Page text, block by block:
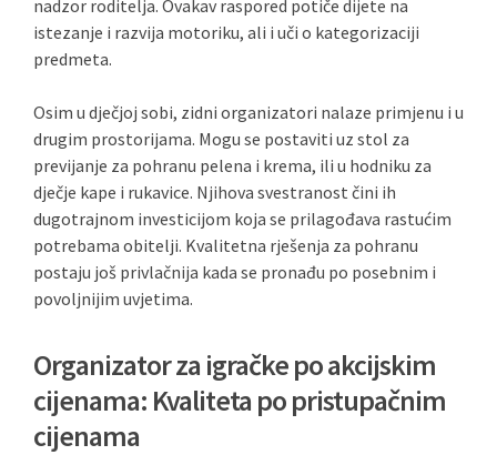
nadzor roditelja. Ovakav raspored potiče dijete na
istezanje i razvija motoriku, ali i uči o kategorizaciji
predmeta.
Osim u dječjoj sobi, zidni organizatori nalaze primjenu i u
drugim prostorijama. Mogu se postaviti uz stol za
previjanje za pohranu pelena i krema, ili u hodniku za
dječje kape i rukavice. Njihova svestranost čini ih
dugotrajnom investicijom koja se prilagođava rastućim
potrebama obitelji. Kvalitetna rješenja za pohranu
postaju još privlačnija kada se pronađu po posebnim i
povoljnijim uvjetima.
Organizator za igračke po akcijskim
cijenama: Kvaliteta po pristupačnim
cijenama